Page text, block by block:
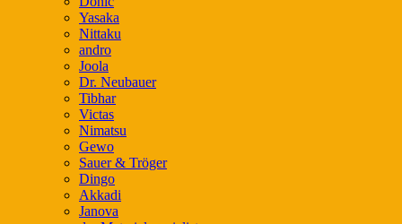
Yasaka
Nittaku
andro
Joola
Dr. Neubauer
Tibhar
Victas
Nimatsu
Gewo
Sauer & Tröger
Dingo
Akkadi
Janova